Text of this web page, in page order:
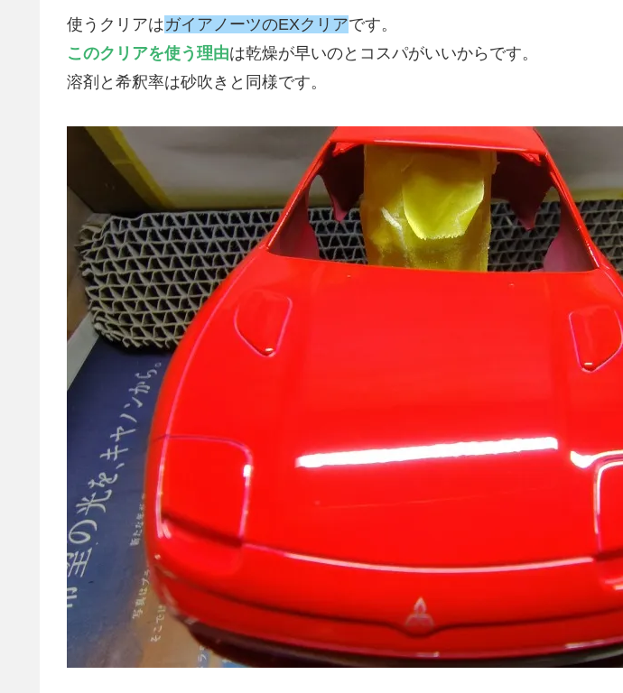
使うクリアはガイアノーツのEXクリアです。
このクリアを使う理由は乾燥が早いのとコスパがいいからです。
溶剤と希釈率は砂吹きと同様です。